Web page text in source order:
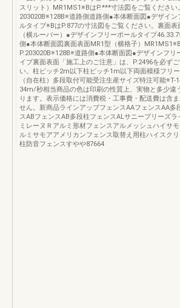
スリット）MR1MS1※BはP.***寸法図をご覧ください。
203020B※128B※道路側道路側●本体断面図●デザイン
ルタイプ※BはP.877の寸法図をご覧ください。裏面表
（横ルーバー）●デザインフリーポールタイプ
側●本体断面図裏面表面MR1型（横格子）
P.203020B※128B※道路側●本体断面図●デザインフリ
イプ裏面表面「施工上のご注意」は、P.2496を必ず
い。柱ピッチ2m以下柱ピッチ1m以下両面模様フリ
（自在柱）多段取付可能受注生産サイズ特注可能※T-
34m/秒相当商品の色は印刷の性質上、実物と多少違
ります。表示価格には消費税・工事費・配送費は含ま
せん。新商品ラインアップフェンスAAフェンスAA多
スABフェンスAB多段柱フェンスALサニーブリーズラ
ミレーヌＲアルミ形材フェンスアルメッシュハイサ
ルミサモアアメリカンフェンス取替え用柱ハイスク
柱防音フェンスすやや87664